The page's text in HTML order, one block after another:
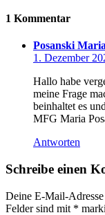
1 Kommentar
Posanski Maria
1. Dezember
Hallo habe
meine Frage
beinhaltet es
MFG Maria
Antworten
Schreibe einen
Deine E-Mail-
Felder sind mit *